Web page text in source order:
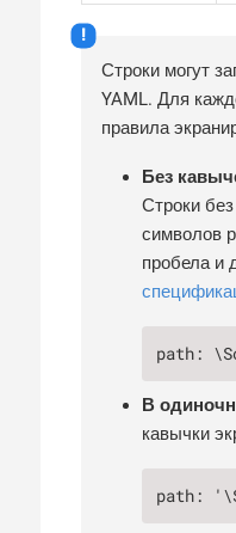
Строки могут
YAML. Для
правила
Без
Строки
символов
пробела и
path:
В
кавычки
path: